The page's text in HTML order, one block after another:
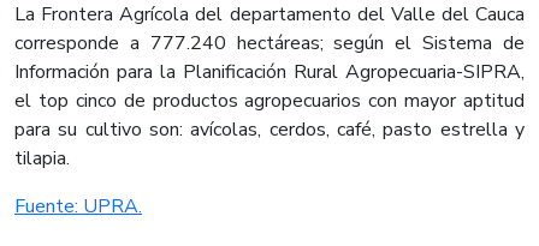
La Frontera Agrícola del departamento del Valle del Cauca
corresponde a 777.240 hectáreas; según el Sistema de
Información para la Planificación Rural Agropecuaria-SIPRA,
el top cinco de productos agropecuarios con mayor aptitud
para su cultivo son: avícolas, cerdos, café, pasto estrella y
tilapia.​
Fuente: UPRA.​